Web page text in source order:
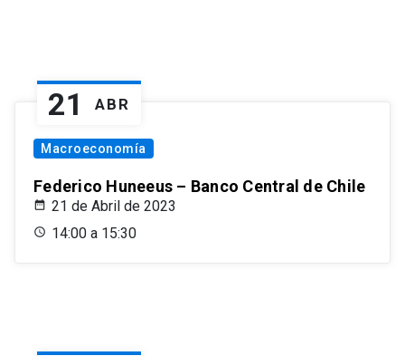
21 ABR
Macroeconomía
Federico Huneeus – Banco Central de Chile
21 de Abril de 2023
14:00 a 15:30